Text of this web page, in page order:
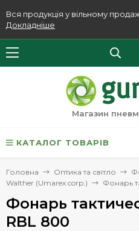
Вся продукція у вільному
Докладніше
Магазин
КАТАЛОГ ТОВАРІВ
Головна Оптика та світло
Walther (Umarex corp.)
Фонарь
Фонарь
RBL 800